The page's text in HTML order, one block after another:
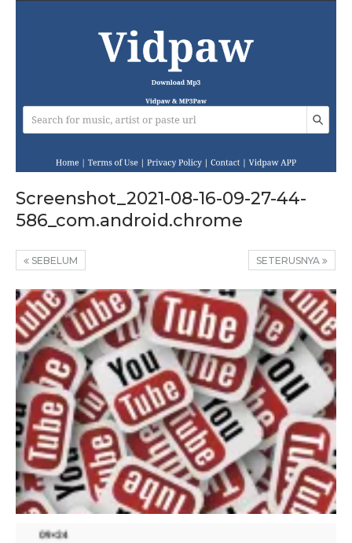
Screenshot_2021-08-16-09-27-44-
586_com.android.chrome
SETERUSNYA
SEBELUM